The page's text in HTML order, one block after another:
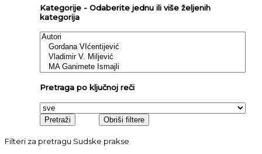
Kategorije - Odaberite jednu ili više željenih
kategorija
Pretraga po ključnoj reči
Filteri za pretragu Sudske prakse